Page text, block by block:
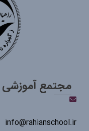
مجتمع آموزشی
info@rahianschool.ir